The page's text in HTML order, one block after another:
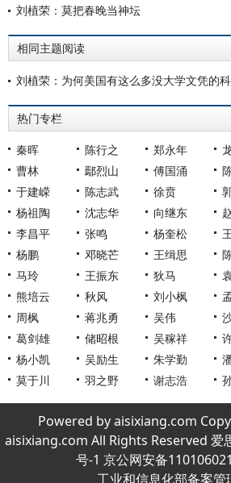
刘植荣：莫把春晚当神坛
相同主题阅读
刘植荣：为何美国有这么多没大学文凭的
热门专栏
秦晖 陈行之 郑永年
曹林
鄢烈山 傅国涌
于建嵘
陈志武 徐贲
杨祖陶
沈志华 向继东
李昌平
张鸣 杨奎松
杨鹏
邓晓芒 王缉思
马玲
王振东 狄马
熊培云
秋风 刘小枫
周枫
蒋兆勇 吴伟
葛剑雄
储昭根 吴稼祥
杨小凯
吴励生 朱学勤
莫于川
羽之野 谢志浩
Powered by aisixiang.com
aisixiang.com All Rights Reserved 爱
号-1 京公网安备
工业和信息化部备案管